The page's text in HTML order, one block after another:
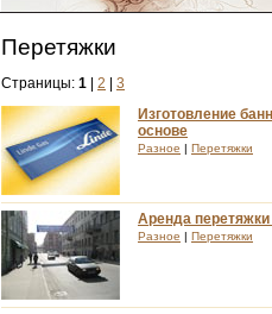
Перетяжки
Страницы: 1 2
3
Изготовление
основе
Разное Перетяжки
Аренда
Разное Перетяжки